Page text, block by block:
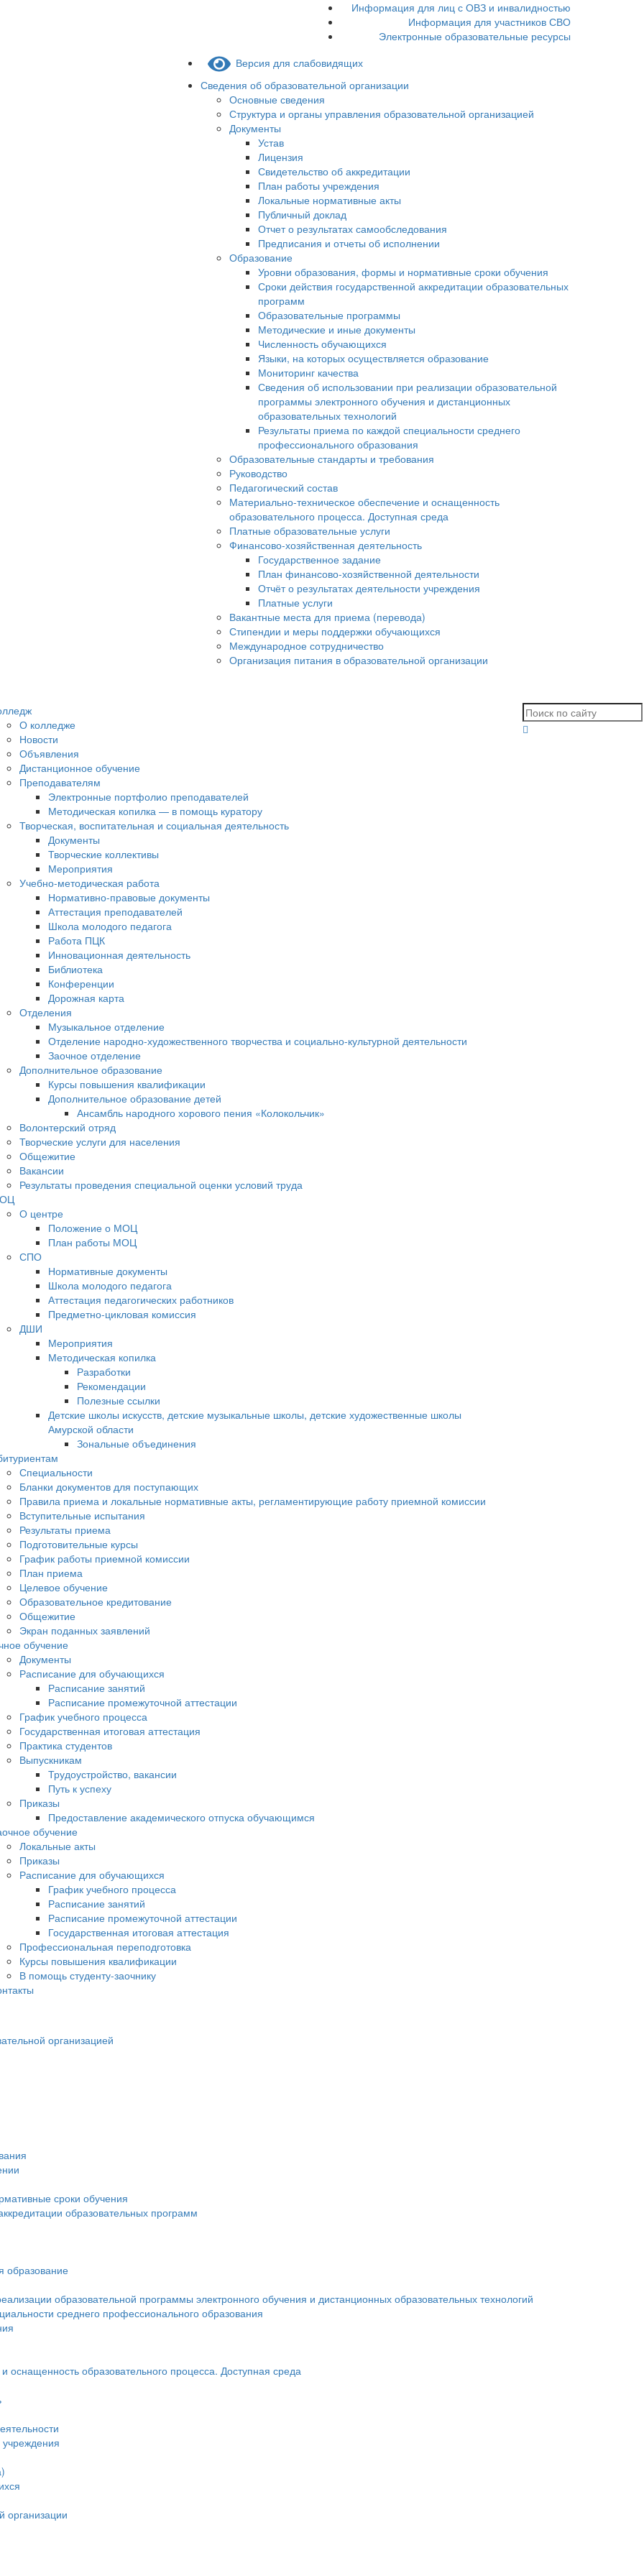
Информация для лиц с ОВЗ и инвалидностью
Информация для участников СВО
Электронные образовательные ресурсы
Версия для слабовидящих
Сведения об образовательной организации
Основные сведения
Структура и органы управления образовательной организацией
Документы
Устав
Лицензия
Свидетельство об аккредитации
План работы учреждения
Локальные нормативные акты
Публичный доклад
Отчет о результатах самообследования
Предписания и отчеты об исполнении
Образование
Уровни образования, формы и нормативные сроки обучения
Сроки действия государственной аккредитации образовательных
программ
Образовательные программы
Методические и иные документы
Численность обучающихся
Языки, на которых осуществляется образование
Мониторинг качества
Сведения об использовании при реализации образовательной
программы электронного обучения и дистанционных
образовательных технологий
Результаты приема по каждой специальности среднего
профессионального образования
Образовательные стандарты и требования
Руководство
Педагогический состав
Материально-техническое обеспечение и оснащенность
образовательного процесса. Доступная среда
Платные образовательные услуги
Финансово-хозяйственная деятельность
Государственное задание
План финансово-хозяйственной деятельности
Отчёт о результатах деятельности учреждения
Платные услуги
Вакантные места для приема (перевода)
Стипендии и меры поддержки обучающихся
Международное сотрудничество
Организация питания в образовательной организации
О колледже
Новости
Объявления
Дистанционное обучение
Преподавателям
Электронные портфолио преподавателей
Методическая копилка — в помощь куратору
Творческая, воспитательная и социальная деятельность
Документы
Творческие коллективы
Мероприятия
Учебно-методическая работа
Нормативно-правовые документы
Аттестация преподавателей
Школа молодого педагога
Работа ПЦК
Инновационная деятельность
Библиотека
Конференции
Дорожная карта
Отделения
Музыкальное отделение
Отделение народно-художественного творчества и социально-культурной деятельности
Заочное отделение
Дополнительное образование
Курсы повышения квалификации
Дополнительное образование детей
Ансамбль народного хорового пения «Колокольчик»
Волонтерский отряд
Творческие услуги для населения
Общежитие
Вакансии
Результаты проведения специальной оценки условий труда
О центре
Положение о МОЦ
План работы МОЦ
СПО
Нормативные документы
Школа молодого педагога
Аттестация педагогических работников
Предметно-цикловая комиссия
ДШИ
Мероприятия
Методическая копилка
Разработки
Рекомендации
Полезные ссылки
Детские школы искусств, детские музыкальные школы, детские художественные школы
Амурской области
Зональные объединения
Специальности
Бланки документов для поступающих
Правила приема и локальные нормативные акты, регламентирующие работу приемной комиссии
Вступительные испытания
Результаты приема
Подготовительные курсы
График работы приемной комиссии
План приема
Целевое обучение
Образовательное кредитование
Общежитие
Экран поданных заявлений
обучение
Документы
Расписание для обучающихся
Расписание занятий
Расписание промежуточной аттестации
График учебного процесса
Государственная итоговая аттестация
Практика студентов
Выпускникам
Трудоустройство, вакансии
Путь к успеху
Приказы
Предоставление академического отпуска обучающимся
обучение
Локальные акты
Приказы
Расписание для обучающихся
График учебного процесса
Расписание занятий
Расписание промежуточной аттестации
Государственная итоговая аттестация
Профессиональная переподготовка
Курсы повышения квалификации
В помощь студенту-заочнику
организацией
сроки обучения
образовательных программ
образование
образовательной программы электронного обучения и дистанционных образовательных технологий
среднего профессионального образования
оснащенность образовательного процесса. Доступная среда
учреждения
организации